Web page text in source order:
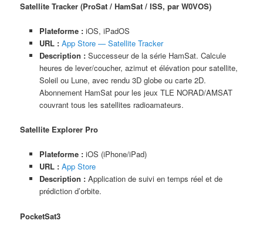
Satellite Tracker (ProSat / HamSat / ISS, par W0VOS)
Plateforme : iOS, iPadOS
URL : App Store — Satellite Tracker
Description : Successeur de la série HamSat. Calcule
heures de lever/coucher, azimut et élévation pour satellite,
Soleil ou Lune, avec rendu 3D globe ou carte 2D.
Abonnement HamSat pour les jeux TLE NORAD/AMSAT
couvrant tous les satellites radioamateurs.
Satellite Explorer Pro
Plateforme : iOS (iPhone/iPad)
URL : App Store
Description : Application de suivi en temps réel et de
prédiction d’orbite.
PocketSat3